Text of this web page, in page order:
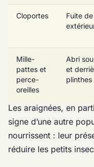
Cloportes
Fuite
Mille-
pattes et
perce-
oreilles
Abri
et
plinthes
Les araignées, en
signe d’une autre
nourrissent : leur
réduire les petits